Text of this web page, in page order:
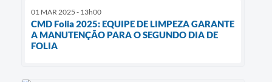
01 MAR 2025 - 13h00
CMD Folia 2025: EQUIPE DE LIMPEZA GARANTE
A MANUTENÇÃO PARA O SEGUNDO DIA DE
FOLIA